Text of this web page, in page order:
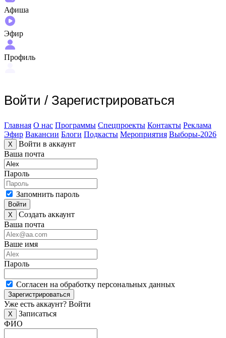
Афиша
Эфир
Профиль
Войти / Зарегистрироваться
Главная О нас Программы Спецпроекты Контакты Реклама
Эфир Вакансии Блоги Подкасты Мероприятия Выборы-2026
X
Войти в аккаунт
Ваша почта
Пароль
Запомнить пароль
Войти
X
Создать аккаунт
Ваша почта
Ваше имя
Пароль
Согласен на обработку персональных данных
Зарегистрироваться
Уже есть аккаунт? Войти
X
Записаться
ФИО